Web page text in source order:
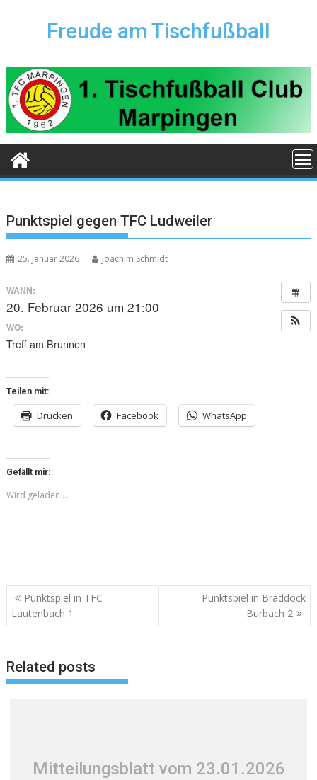
Freude am Tischfußball
Punktspiel gegen TFC Ludweiler
25. Januar 2026 Joachim Schmidt
WANN:
20. Februar 2026 um 21:00
WO:
Treff am Brunnen
Teilen mit:
Drucken Facebook WhatsApp
Gefällt mir:
Wird geladen …
Beitragsnavigation
Punktspiel in TFC
Lautenbach 1
Punktspiel in Braddock
Burbach 2
Related posts
Mitteilungsblatt vom 23.01.2026